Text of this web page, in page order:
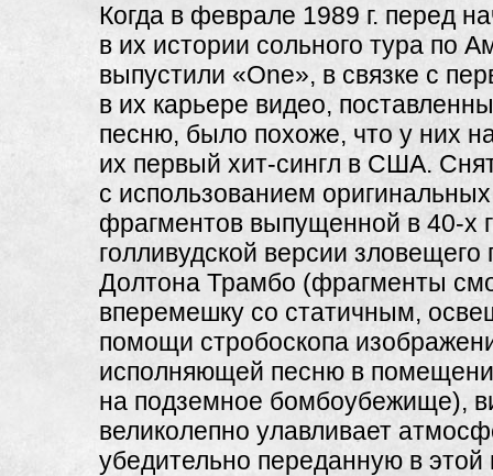
Когда в феврале 1989 г. перед
в их истории сольного тура по
выпустили «One», в связке с
в их карьере видео,
песню, было похоже, что у них
их первый хит-сингл в США.
с использованием
фрагментов выпущенной в 40-х
голливудской версии зловещего
Долтона Трамбо (фрагменты
вперемешку со статичным,
помощи стробоскопа
исполняющей песню в
на подземное бомбоубежище),
великолепно улавливает
убедительно переданную в этой